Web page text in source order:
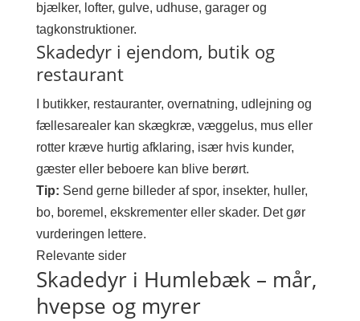
bjælker, lofter, gulve, udhuse, garager og
tagkonstruktioner.
Skadedyr i ejendom, butik og
restaurant
I butikker, restauranter, overnatning, udlejning og
fællesarealer kan skægkræ, væggelus, mus eller
rotter kræve hurtig afklaring, især hvis kunder,
gæster eller beboere kan blive berørt.
Tip: Send gerne billeder af spor, insekter, huller,
bo, boremel, ekskrementer eller skader. Det gør
vurderingen lettere.
Relevante sider
Skadedyr i Humlebæk – mår,
hvepse og myrer